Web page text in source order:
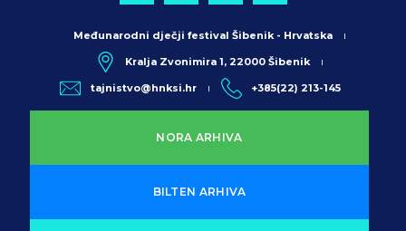
NORA ARHIVA
BILTEN ARHIVA
Međunarodni dječji festival Šibenik - Hrvatska
Kralja Zvonimira 1, 22000 Šibenik
tajnistvo@hnksi.hr +385(22) 213-145